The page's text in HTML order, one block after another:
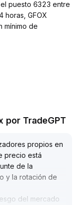
puesto 6323 entre
horas, GFOX
mínimo de
por TradeGPT
propios en
precio está
de la
y la rotación de
del mercado